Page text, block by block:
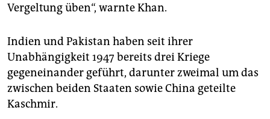
Vergeltung üben“, warnte Khan.
Indien und Pakistan haben seit ihrer
Unabhängigkeit 1947 bereits drei Kriege
gegeneinander geführt, darunter zweimal um das
zwischen beiden Staaten sowie China geteilte
Kaschmir.